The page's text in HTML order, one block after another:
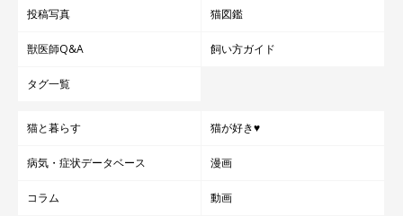
い。
投稿写真 猫図鑑
獣医師Q&A 飼い方ガイド
タグ一覧
猫と暮らす 猫が好き♥
病気・症状データベース 漫画
コラム 動画